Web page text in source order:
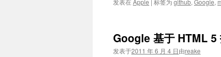
发表在Apple | 标签为 github, Google,
Google 基于 HTML 5
发表于2011 年 6 月 4 日由reake